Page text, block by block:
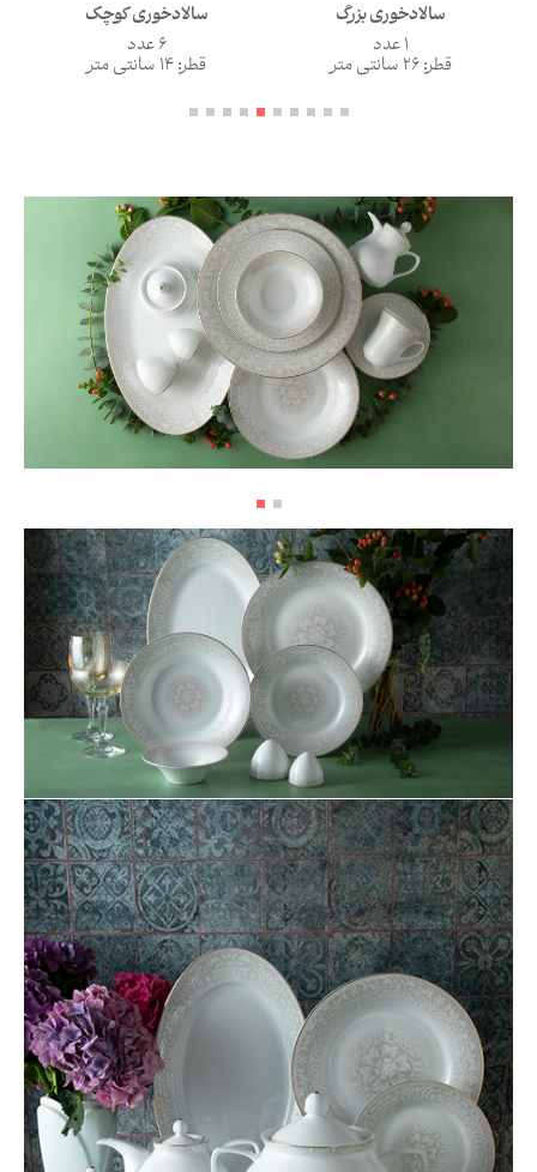
سالادخوری بزرگ
1 عدد
قطر: 26 سانتی متر
سالادخوری کوچک
6 عدد
قطر: 14 سانتی متر